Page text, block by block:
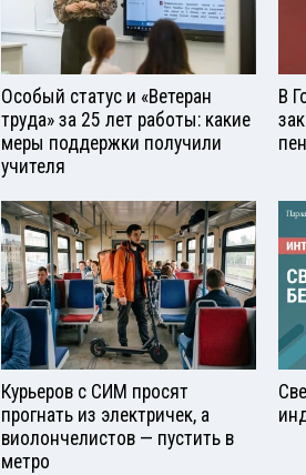
Особый статус и «Ветеран
труда» за 25 лет работы: какие
меры поддержки получили
учителя
В
Курьеров с СИМ просят
прогнать из электричек, а
виолончелистов — пустить в
метро